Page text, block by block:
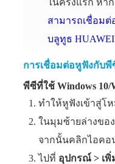
ในครั้งแรก หา
สามารถเชื่อม
บลูทูธ
การเชื่อมต่อหูฟังกับพี
พีซีที่ใช้ Windows 10/
ทำให้หูฟังเข้าสู่โ
ในมุมซ้ายล่างขอ
จากนั้นคลิกไอคอ
ไปที่ อุปกรณ์ > เ